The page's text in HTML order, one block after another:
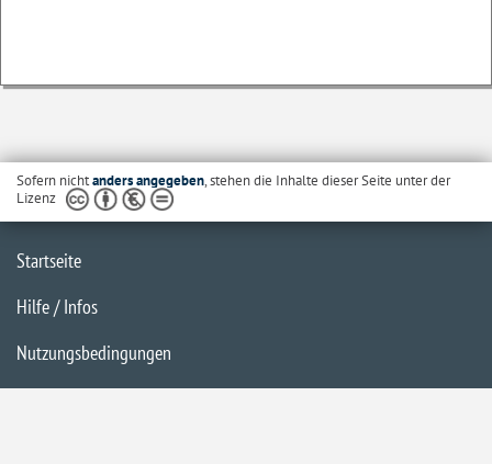
Sofern nichtanders angegeben, stehen die Inhalte dieser Seite unter der
Lizenz
Startseite
Hilfe / Infos
Nutzungsbedingungen